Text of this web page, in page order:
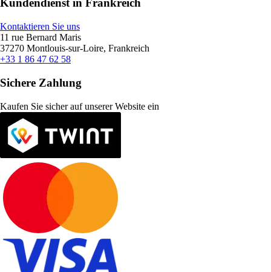
Kundendienst in Frankreich
Kontaktieren Sie uns
11 rue Bernard Maris
37270 Montlouis-sur-Loire, Frankreich
+33 1 86 47 62 58
Sichere Zahlung
Kaufen Sie sicher auf unserer Website ein